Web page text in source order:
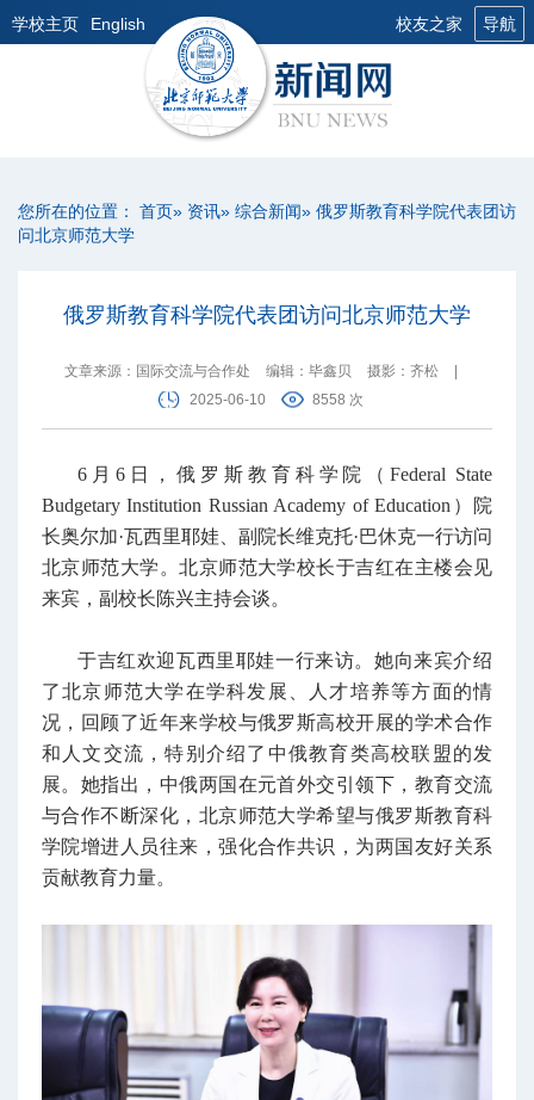
学校主页 English 校友之家 导航
您所在的位置： 首页» 资讯» 综合新闻» 俄罗斯教育科学院代表团访
问北京师范大学
俄罗斯教育科学院代表团访问北京师范大学
文章来源：国际交流与合作处 编辑：毕鑫贝 摄影：齐松
2025-06-10
8558 次
6月6日，俄罗斯教育科学院（Federal State
Budgetary Institution Russian Academy of Education）院
长奥尔加·瓦西里耶娃、副院长维克托·巴休克一行访问
北京师范大学。北京师范大学校长于吉红在主楼会见
来宾，副校长陈兴主持会谈。
于吉红欢迎瓦西里耶娃一行来访。她向来宾介绍
了北京师范大学在学科发展、人才培养等方面的情
况，回顾了近年来学校与俄罗斯高校开展的学术合作
和人文交流，特别介绍了中俄教育类高校联盟的发
展。她指出，中俄两国在元首外交引领下，教育交流
与合作不断深化，北京师范大学希望与俄罗斯教育科
学院增进人员往来，强化合作共识，为两国友好关系
贡献教育力量。